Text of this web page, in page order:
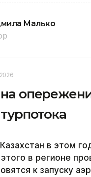
Малько
в этом
в регионе
к запуску